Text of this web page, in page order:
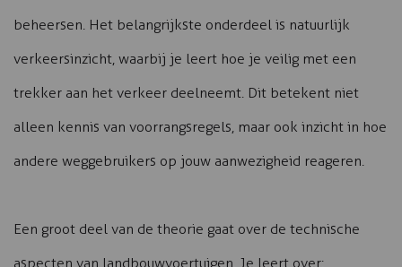
beheersen. Het belangrijkste onderdeel is natuurlijk
verkeersinzicht, waarbij je leert hoe je veilig met een
trekker aan het verkeer deelneemt. Dit betekent niet
alleen kennis van voorrangsregels, maar ook inzicht in hoe
andere weggebruikers op jouw aanwezigheid reageren.
Een groot deel van de theorie gaat over de technische
aspecten van landbouwvoertuigen. Je leert over: